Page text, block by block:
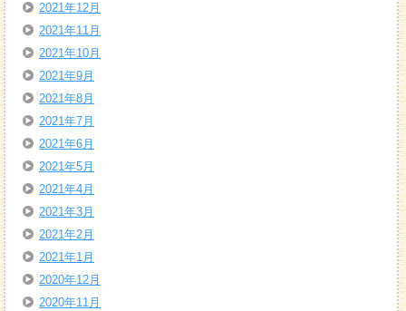
2021年12月
2021年11月
2021年10月
2021年9月
2021年8月
2021年7月
2021年6月
2021年5月
2021年4月
2021年3月
2021年2月
2021年1月
2020年12月
2020年11月